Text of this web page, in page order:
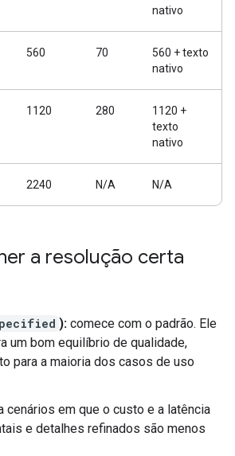
nativo
560 70
560 + texto
nativo
1120 280
1120 +
texto
nativo
2240 N/A N/A
a resolução certa
): comece com o padrão. Ele
um bom equilíbrio de qualidade,
para a maioria dos casos de uso
cenários em que o custo e a latência
e detalhes refinados são menos